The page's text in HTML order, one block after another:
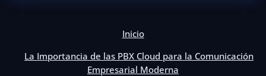
Inicio
La Importancia de las PBX Cloud para la Comunicación
Empresarial Moderna